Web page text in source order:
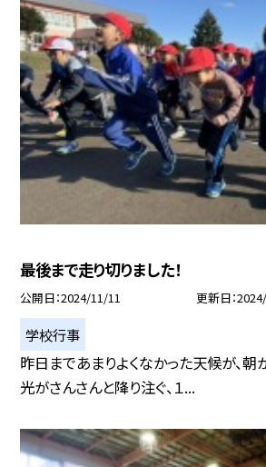
最後まで走り切りました！
公開日 2024/11/11 更新日
学校行事
昨日まであまりよくなかった天候が、朝
光がさんさんと降り注ぐ、１...